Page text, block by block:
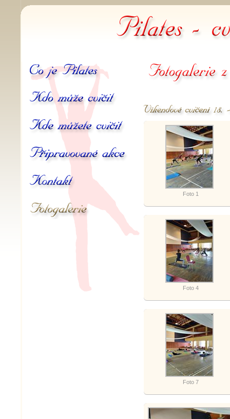
Pilates
Co je Pilates
Kdo může cvičit
Kde můžete cvičit
Připravované akce
Kontakt
Galerie
Fotogalerie z akcí
Hotel Belaria 18.4. - 19.4.
Foto 1
Foto 4
Foto 7